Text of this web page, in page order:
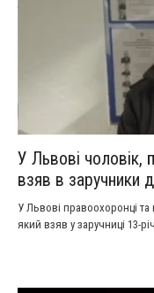
У Львові чоловік,
взяв в заручники
У Львові правоохоронці
який взяв у заручниці 13-